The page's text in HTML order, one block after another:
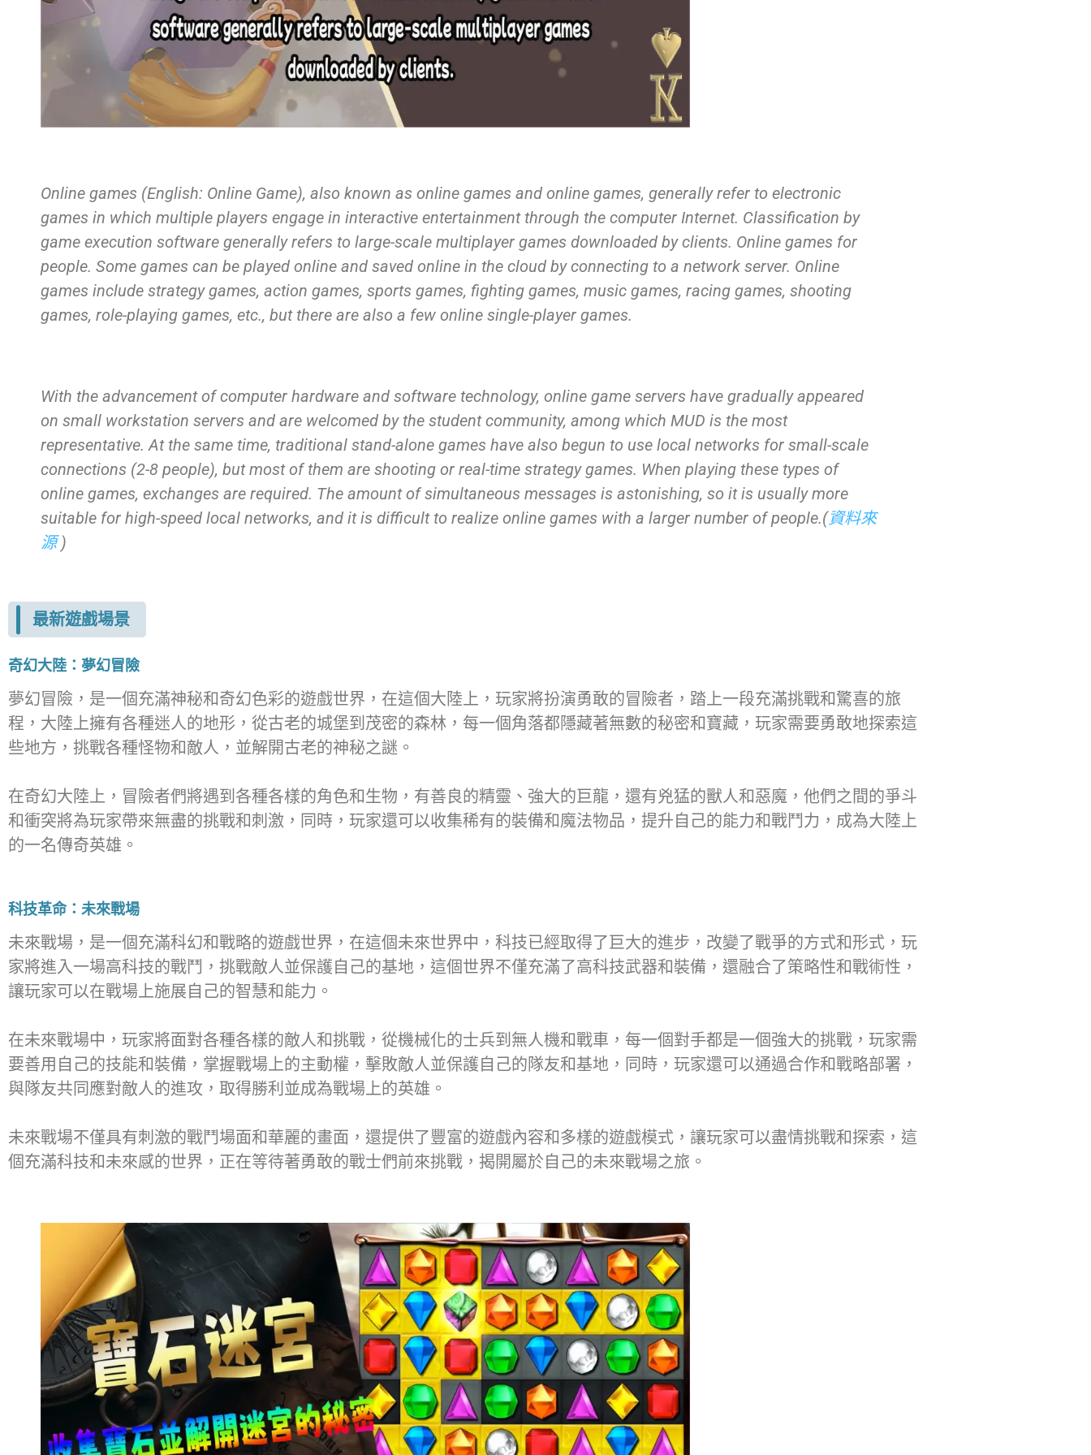
Online games (English: Online Game), also known as online games and online games, generally refer to electronic
games in which multiple players engage in interactive entertainment through the computer Internet. Classification by
game execution software generally refers to large-scale multiplayer games downloaded by clients. Online games for
people. Some games can be played online and saved online in the cloud by connecting to a network server. Online
games include strategy games, action games, sports games, fighting games, music games, racing games, shooting
games, role-playing games, etc., but there are also a few online single-player games.
With the advancement of computer hardware and software technology, online game servers have gradually appeared
on small workstation servers and are welcomed by the student community, among which MUD is the most
representative. At the same time, traditional stand-alone games have also begun to use local networks for small-scale
connections (2-8 people), but most of them are shooting or real-time strategy games. When playing these types of
online games, exchanges are required. The amount of simultaneous messages is astonishing, so it is usually more
suitable for high-speed local networks, and it is difficult to realize online games with a larger number of people.(資料來
源)
最新遊戲場景
奇幻大陸：夢幻冒險
夢幻冒險，是一個充滿神秘和奇幻色彩的遊戲世界，在這個大陸上，玩家將扮演勇敢的冒險者，踏上一段充滿挑戰和驚喜的旅
程，大陸上擁有各種迷人的地形，從古老的城堡到茂密的森林，每一個角落都隱藏著無數的秘密和寶藏，玩家需要勇敢地探索這
些地方，挑戰各種怪物和敵人，並解開古老的神秘之謎。
在奇幻大陸上，冒險者們將遇到各種各樣的角色和生物，有善良的精靈、強大的巨龍，還有兇猛的獸人和惡魔，他們之間的爭斗
和衝突將為玩家帶來無盡的挑戰和刺激，同時，玩家還可以收集稀有的裝備和魔法物品，提升自己的能力和戰鬥力，成為大陸上
的一名傳奇英雄。
科技革命：未來戰場
未來戰場，是一個充滿科幻和戰略的遊戲世界，在這個未來世界中，科技已經取得了巨大的進步，改變了戰爭的方式和形式，玩
家將進入一場高科技的戰鬥，挑戰敵人並保護自己的基地，這個世界不僅充滿了高科技武器和裝備，還融合了策略性和戰術性，
讓玩家可以在戰場上施展自己的智慧和能力。
在未來戰場中，玩家將面對各種各樣的敵人和挑戰，從機械化的士兵到無人機和戰車，每一個對手都是一個強大的挑戰，玩家需
要善用自己的技能和裝備，掌握戰場上的主動權，擊敗敵人並保護自己的隊友和基地，同時，玩家還可以通過合作和戰略部署，
與隊友共同應對敵人的進攻，取得勝利並成為戰場上的英雄。
未來戰場不僅具有刺激的戰鬥場面和華麗的畫面，還提供了豐富的遊戲內容和多樣的遊戲模式，讓玩家可以盡情挑戰和探索，這
個充滿科技和未來感的世界，正在等待著勇敢的戰士們前來挑戰，揭開屬於自己的未來戰場之旅。